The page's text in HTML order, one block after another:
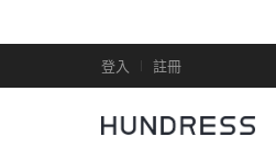
登入 註冊